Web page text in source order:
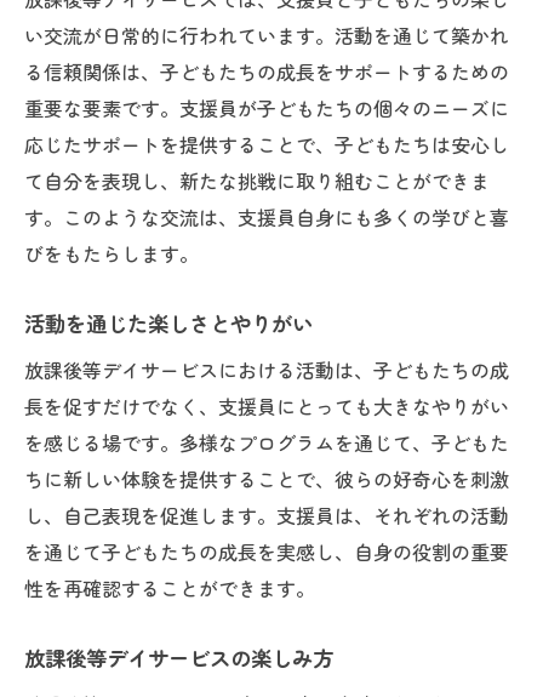
い交流が日常的に行われています。活動を通じて築かれ
る信頼関係は、子どもたちの成長をサポートするための
重要な要素です。支援員が子どもたちの個々のニーズに
応じたサポートを提供することで、子どもたちは安心し
て自分を表現し、新たな挑戦に取り組むことができま
す。このような交流は、支援員自身にも多くの学びと喜
びをもたらします。
活動を通じた楽しさとやりがい
放課後等デイサービスにおける活動は、子どもたちの成
長を促すだけでなく、支援員にとっても大きなやりがい
を感じる場です。多様なプログラムを通じて、子どもた
ちに新しい体験を提供することで、彼らの好奇心を刺激
し、自己表現を促進します。支援員は、それぞれの活動
を通じて子どもたちの成長を実感し、自身の役割の重要
性を再確認することができます。
放課後等デイサービスの楽しみ方